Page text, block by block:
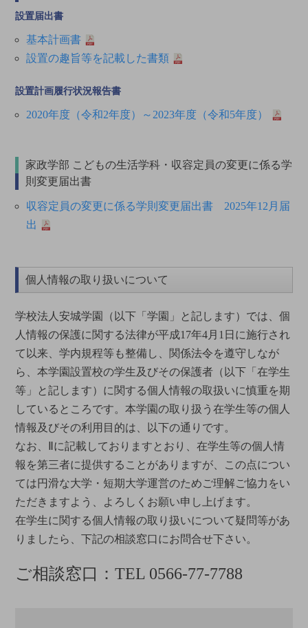
設置届出書
基本計画書
設置の趣旨等を記載した書類
設置計画履行状況報告書
2020年度（令和2年度）～2023年度（令和5年度）
家政学部 こどもの生活学科・収容定員の変更に係る学
則変更届出書
収容定員の変更に係る学則変更届出書 2025年12月届
出
個人情報の取り扱いについて
学校法人安城学園（以下「学園」と記します）では、個
人情報の保護に関する法律が平成17年4月1日に施行され
て以来、学内規程等も整備し、関係法令を遵守しなが
ら、本学園設置校の学生及びその保護者（以下「在学生
等」と記します）に関する個人情報の取扱いに慎重を期
しているところです。本学園の取り扱う在学生等の個人
情報及びその利用目的は、以下の通りです。
なお、Ⅱに記載しておりますとおり、在学生等の個人情
報を第三者に提供することがありますが、この点につい
ては円滑な大学・短期大学運営のためご理解ご協力をい
ただきますよう、よろしくお願い申し上げます。
在学生に関する個人情報の取り扱いについて疑問等があ
りましたら、下記の相談窓口にお問合せ下さい。
ご相談窓口：TEL 0566-77-7788